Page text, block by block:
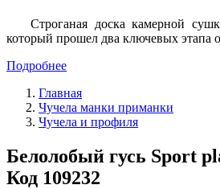
Строганая доска камерной
который прошел два ключевых этапа
Подробнее
Главная
Чучела манки приманки
Чучела и профиля
Белолобый гусь Sport
Код 109232